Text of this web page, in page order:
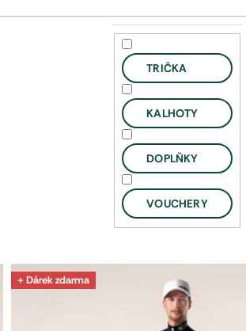
TRIČKA
KALHOTY
DOPLŇKY
VOUCHERY
+ Dárek zdarma